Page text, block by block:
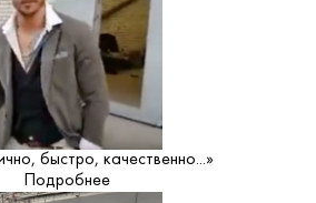
быстро, качественно...»
Подробнее